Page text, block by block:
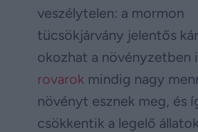
veszélytelen: a mormon
tücsökjárvány jelentős
okozhat a növényzetben
rovarok mindig nagy
növényt esznek meg, és
csökkentik a legelő állatok